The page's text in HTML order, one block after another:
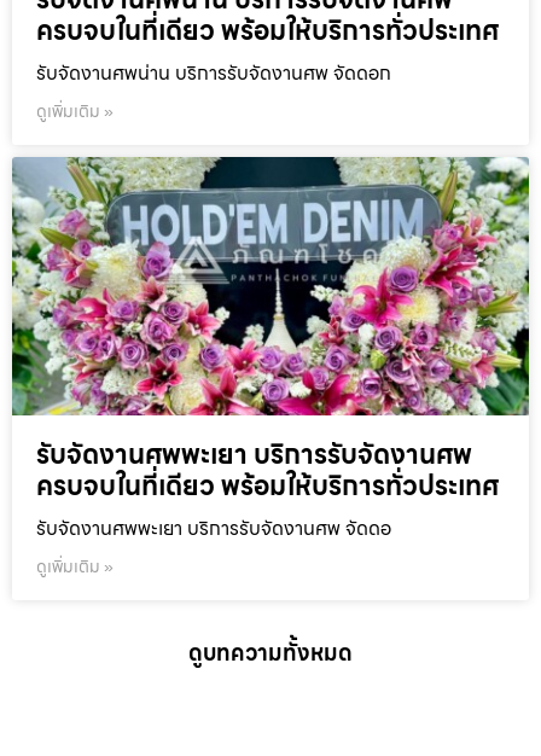
ครบจบในที่เดียว พร้อมให้บริการทั่วประเทศ
รับจัดงานศพน่าน บริการรับจัดงานศพ จัดดอก
ดูเพิ่มเติม »
รับจัดงานศพพะเยา บริการรับจัดงานศพ
ครบจบในที่เดียว พร้อมให้บริการทั่วประเทศ
รับจัดงานศพพะเยา บริการรับจัดงานศพ จัดดอ
ดูเพิ่มเติม »
ดูบทความทั้งหมด